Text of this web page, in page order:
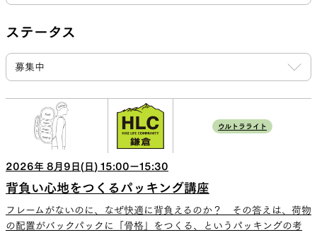
風や雨、寒さを防ぐシェル
ALL WEATHER ACTIVE INSULATION
ステータス
ウルトラライト
2026年 8 月 9 日( 日 ) 15:00ー15:30
背負い心地をつくるパッキング講座
フレームがないのに、なぜ快適に背負えるのか？ その答えは、荷物
の配置がバックパックに「骨格」をつくる、というパッキングの考